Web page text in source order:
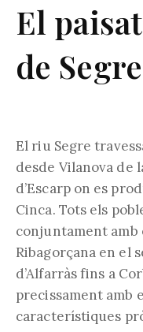
El
de Segre
El riu Segre
desde Vilanova de
d’Escarp on es
Cinca. Tots els
conjuntament amb
Ribagorçana en el
d’Alfarràs fins a
precissament amb
característiques